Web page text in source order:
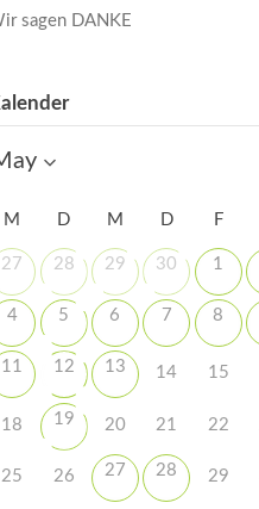
sagen DANKE
M D M D F
27 28 29 30 1
4 5 6 7 8
11 12 13 14 15
18 19 20 21 22
25 26 27 28 29